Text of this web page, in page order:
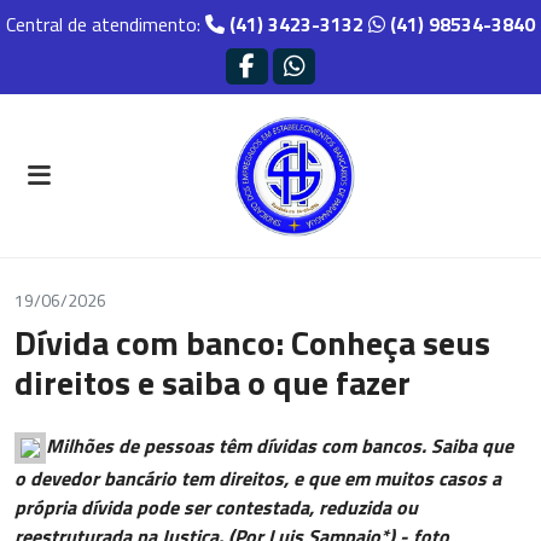
Central de atendimento: (41) 3423-3132 (41) 98534-3840
19/06/2026
Dívida com banco: Conheça seus
direitos e saiba o que fazer
Milhões de pessoas têm dívidas com bancos. Saiba que
o devedor bancário tem direitos, e que em muitos casos a
própria dívida pode ser contestada, reduzida ou